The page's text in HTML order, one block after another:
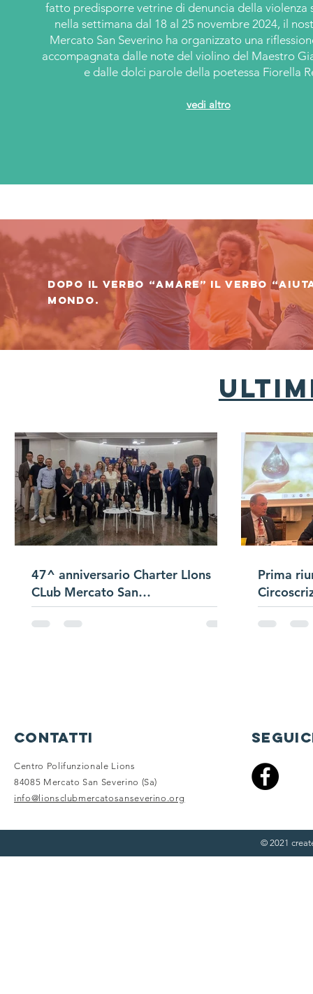
fatto predisporre vetrine di denuncia della violenza
nella settimana dal 18 al 25 novembre 2024, il
Mercato San Severino ha organizzato una
accompagnata dalle note del violino del Maestro
e dalle dolci parole della poetessa Fiorella
vedi altro
Dopo il verbo “amare” il verbo
mondo.
47^ anniversario Charter LIons
CLub Mercato San
Severino/Passaggio
Campana/Presentazione Satellite
Prima
contatti
Centro Polifunzionale Lions
84085 Mercato San Severino (Sa)
info@lionsclubmercatosanseverino.org
© 2021